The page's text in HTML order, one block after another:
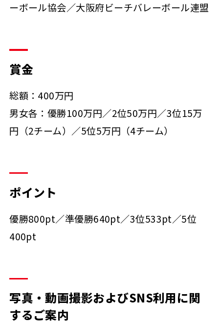
ーボール協会／大阪府ビーチバレーボール連盟
賞金
総額：400万円
男女各：優勝100万円／2位50万円／3位15万
円（2チーム）／5位5万円（4チーム）
ポイント
優勝800pt／準優勝640pt／3位533pt／5位
400pt
写真・動画撮影およびSNS利用に関
するご案内